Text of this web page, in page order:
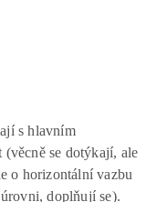
s hlavním
(věcně se dotýkají, ale
o horizontální vazbu
doplňují se).